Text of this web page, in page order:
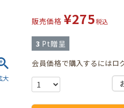
販売価格 ¥275税込
3 Pt贈呈
会員価格で購入するにはロ